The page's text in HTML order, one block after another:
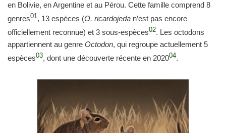
en Bolivie, en Argentine et au Pérou. Cette famille comprend 8
genres01, 13 espèces (O. ricardojeda n’est pas encore
officiellement reconnue) et 3 sous-espèces02. Les octodons
appartiennent au genre Octodon, qui regroupe actuellement 5
espèces03, dont une découverte récente en 202004.